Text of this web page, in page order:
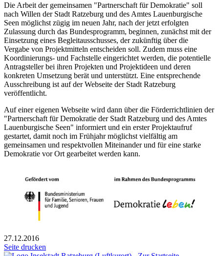
Die Arbeit der gemeinsamen "Partnerschaft für Demokratie" soll
nach Willen der Stadt Ratzeburg und des Amtes Lauenburgische
Seen möglichst zügig im neuen Jahr, nach der jetzt erfolgten
Zulassung durch das Bundesprogramm, beginnen, zunächst mit der
Einsetzung eines Begleitausschusses, der zukünftig über die
Vergabe von Projektmitteln entscheiden soll. Zudem muss eine
Koordinierungs- und Fachstelle eingerichtet werden, die potentielle
Antragsteller bei ihren Projekten und Projektideen und deren
konkreten Umsetzung berät und unterstützt. Eine entsprechende
Ausschreibung ist auf der Webseite der Stadt Ratzeburg
veröffentlicht.
Auf einer eigenen Webseite wird dann über die Förderrichtlinien der
"Partnerschaft für Demokratie der Stadt Ratzeburg und des Amtes
Lauenburgische Seen" informiert und ein erster Projektaufruf
gestartet, damit noch im Frühjahr möglichst vielfältig am
gemeinsamen und respektvollen Miteinander und für eine starke
Demokratie vor Ort gearbeitet werden kann.
27.12.2016
Seite drucken